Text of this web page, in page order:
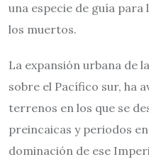
una especie de guía
los muertos.
La expansión urbana de
sobre el Pacífico sur, ha
terrenos en los que se
preincaicas y periodos
dominación de ese